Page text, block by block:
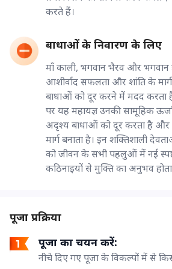
करते हैं।
बाधाओं के निवारण के लिए
माँ काली, भगवान भैरव और
आशीर्वाद सफलता और शांति के
बाधाओं को दूर करने में मदद करता
पर यह महायज्ञ उनकी सामूहिक
अदृश्य बाधाओं को दूर करता है और
मार्ग बनाता है। इन शक्तिशाली
को जीवन के सभी पहलुओं में नई
कठिनाइयों से मुक्ति का अनुभव
पूजा प्रक्रिया
पूजा का चयन करें:
नीचे दिए गए पूजा के विकल्पों में से